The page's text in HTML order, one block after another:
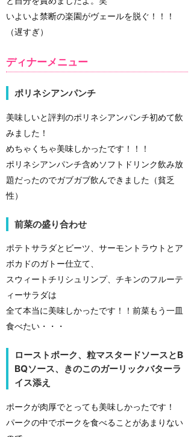
いよいよ禁断の楽園がヴェールを脱ぐ！！！
（遅すぎ）
ディナーメニュー
ポリネシアンパンチ
美味しいと評判のポリネシアンパンチ初めて飲
みました！
めちゃくちゃ美味しかったです！！！
ポリネシアンパンチ含めソフトドリンク飲み放
題だったのでガブガブ飲んできました（貧乏
性）
前菜の盛り合わせ
ポテトサラダとビーツ、サーモントラウトとア
ボカドのガトー仕立て、
スウィートチリシュリンプ、チキンのフルーテ
ィーサラダは
全て本当に美味しかったです！！前菜もう一皿
食べたい・・・
ローストポーク、粒マスタードソースとB
BQソース、きのこのガーリックバターラ
イス添え
ポークが肉厚でとっても美味しかったです！
パークの中でポークを食べることがあまりない